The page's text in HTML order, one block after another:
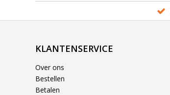
KLANTENSERVICE
Over ons
Bestellen
Betalen